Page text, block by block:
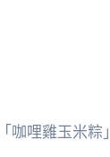
咖哩雞玉米粽」